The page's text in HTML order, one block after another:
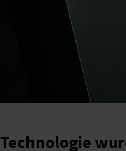
Technologie